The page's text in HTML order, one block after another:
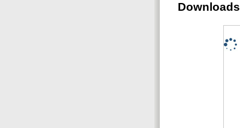
Downloads